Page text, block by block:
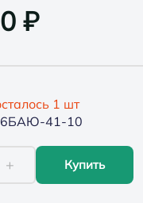
₽
1 шт
41-10
+ Купить